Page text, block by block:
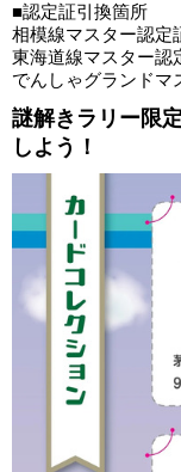
■認定証引換箇所
相模線マスター認定
東海道線マスター認
でんしゃグランドマ
謎解きラリー限
しよう！